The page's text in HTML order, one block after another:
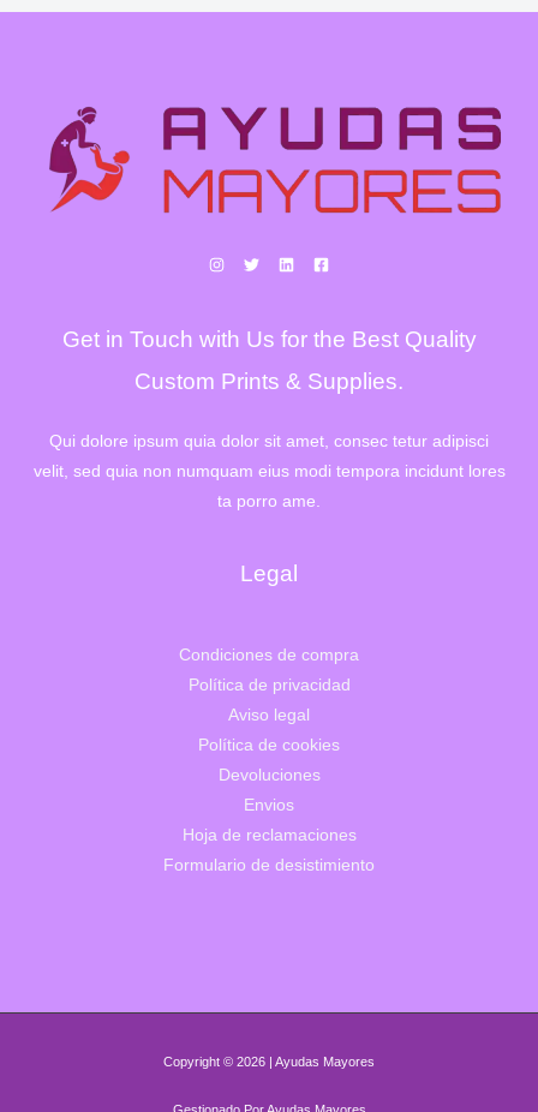
Get in Touch with Us for the Best Quality
Custom Prints & Supplies.
Qui dolore ipsum quia dolor sit amet, consec tetur adipisci
velit, sed quia non numquam eius modi tempora incidunt lores
ta porro ame.
Legal
Condiciones de compra
Política de privacidad
Aviso legal
Política de cookies
Devoluciones
Envios
Hoja de reclamaciones
Formulario de desistimiento
Copyright © 2026 | Ayudas Mayores